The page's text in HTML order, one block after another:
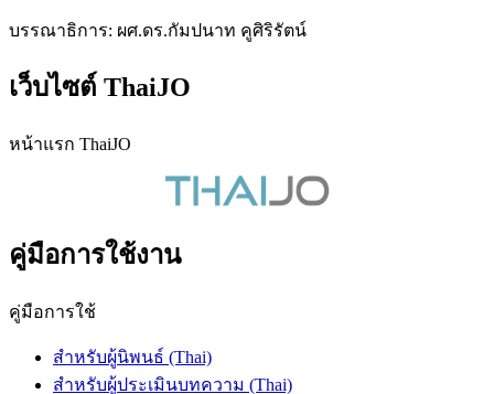
บรรณาธิการ: ผศ.ดร.กัมปนาท คูศิริรัตน์
เว็บไซต์ ThaiJO
หน้าแรก ThaiJO
คู่มือการใช้งาน
คู่มือการใช้
สำหรับผู้นิพนธ์ (Thai)
สำหรับผู้ประเมินบทความ (Thai)